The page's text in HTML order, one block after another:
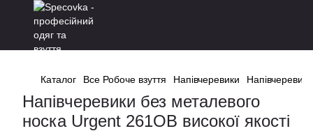
Каталог Все Робоче взуття Напівчеревики
Напівчеревики без металевого
носка Urgent 261OB високої якості